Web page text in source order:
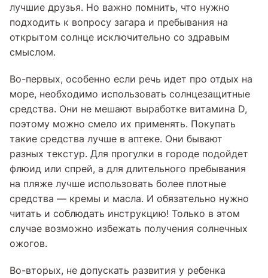
лучшие друзья. Но важно помнить, что нужно
подходить к вопросу загара и пребывания на
открытом солнце исключительно со здравым
смыслом.
Во-первых, особенно если речь идет про отдых на
море, необходимо использовать солнцезащитные
средства. Они не мешают выработке витамина D,
поэтому можно смело их применять. Покупать
такие средства лучше в аптеке. Они бывают
разных текстур. Для прогулки в городе подойдет
флюид или спрей, а для длительного пребывания
на пляже лучше использовать более плотные
средства — кремы и масла. И обязательно нужно
читать и соблюдать инструкцию! Только в этом
случае возможно избежать получения солнечных
ожогов.
Во-вторых, не допускать развития у ребенка